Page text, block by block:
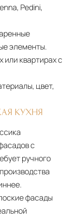
Pedini,
элементы.
или квартирах с
цвет,
КУХНЯ
с
ручного
фасады